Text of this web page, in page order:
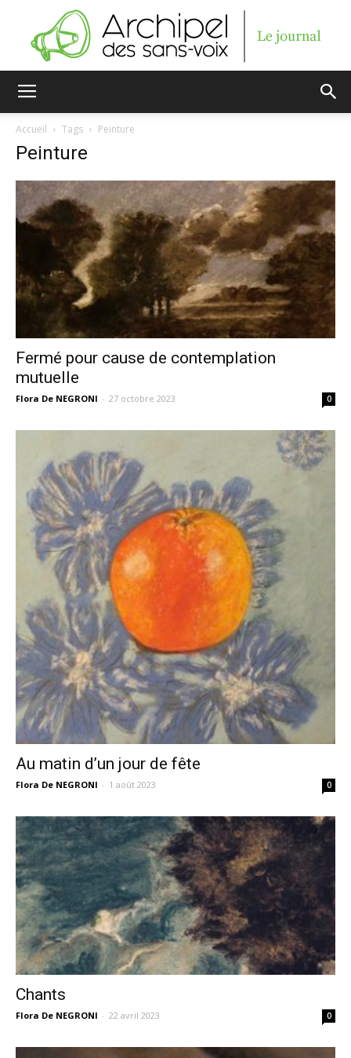
sans-
voix
Accueil Tags Peinture
Peinture
Fermé pour cause de contemplation
mutuelle
Flora De NEGRONI - 27 octobre 2023 0
Au matin d’un jour de fête
Flora De NEGRONI - 1 août 2023 0
Chants
Flora De NEGRONI - 22 avril 2023 0